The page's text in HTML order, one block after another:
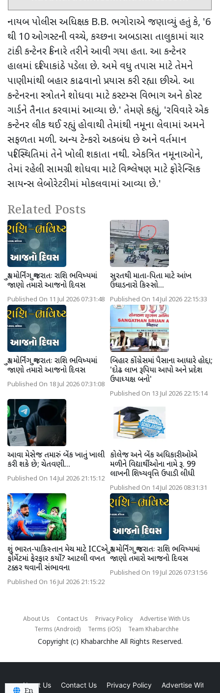
નાયબ પોલીસ અધિક્ષક B.B. ભગોરાએ જણાવ્યું હતું કે, '6
થી 10 ઓગસ્ટની વચ્ચે, કચ્છના અબડાસા તાલુકામાં ચાર
ટાંકી કન્ટેનર કિનારે તરીને આવી ગયા હતા. આ કન્ટેનર
હાલમાં દરિયાકાંઠે પડેલા છે. અમે વધુ તપાસ માટે તેમને
પાણીમાંથી બહાર કાઢવાનો પ્રયાસ કરી રહ્યા છીએ. આ
કન્ટેનરના સ્ત્રોતને શોધવા માટે કસ્ટમ્સ વિભાગ અને કોસ્ટ
ગાર્ડને તૈનાત કરવામાં આવ્યા છે.' તેમણે કહ્યું, 'રવિવારે એક
કન્ટેનર લીક થઈ રહ્યું હોવાથી તેમાંથી નમૂના લેવામાં અમને
સફળતા મળી. અન્ય ટેન્કરો અકબંધ છે અને વર્તમાન
પરિસ્થિતિમાં તેને ખોલી શકાતા નથી. એકત્રિત નમૂનાઓને,
તેમાં રહેલી સામગ્રી શોધવા માટે વિશ્લેષણ માટે ફોરેન્સિક
સાયન્સ લેબોરેટરીમાં મોકલવામાં આવ્યા છે.'
Related Posts
ગુડ મોર્નિંગ ગુજરાતઃ રાશિ ભવિષ્યમાં
જાણો તમારો આજનો દિવસ
Published On 11 Jul 2026 07:31:48
સુરતથી માતા-પિતા માટે આંખ
ઉઘાડનારો કિસ્સો...
Published On 14 Jul 2026 22:15:33
ગુડ મોર્નિંગ ગુજરાતઃ રાશિ ભવિષ્યમાં
જાણો તમારો આજનો દિવસ
Published On 18 Jul 2026 07:31:08
બિહાર કોંગ્રેસમાં પૈસાના આધારે હોદ્દા;
'દોઢ લાખ રૂપિયા આપો અને પ્રદેશ
ઉપાધ્યક્ષ બનો'
Published On 13 Jul 2026 22:15:14
આવા મેસેજ તમારું બેંક ખાતું ખાલી
કરી શકે છે; ચેતવણી...
Published On 14 Jul 2026 21:15:12
કોલેજ અને બેંક અધિકારીઓએ
મળીને વિદ્યાર્થીઓના નામે રૂ. 99
લાખની શિષ્યવૃત્તિ ઉપાડી લીધી
Published On 14 Jul 2026 08:31:31
શું ભારત-પાકિસ્તાન મેચ માટે ICCએ
ફોર્મેટમાં ફેરફાર કર્યો? આટલી વખત
ટક્કર થવાની સંભાવના
Published On 16 Jul 2026 21:15:22
ગુડ મોર્નિંગ ગુજરાતઃ રાશિ ભવિષ્યમાં
જાણો તમારો આજનો દિવસ
Published On 19 Jul 2026 07:31:56
About Us Contact Us Privacy Policy
Advertise With Us
Terms (Android)
Terms (iOS) Team Khabarchhe
Copyright (c) Khabarchhe All Rights Reserved.
About Us Contact Us Privacy Policy Advertise With Us
En